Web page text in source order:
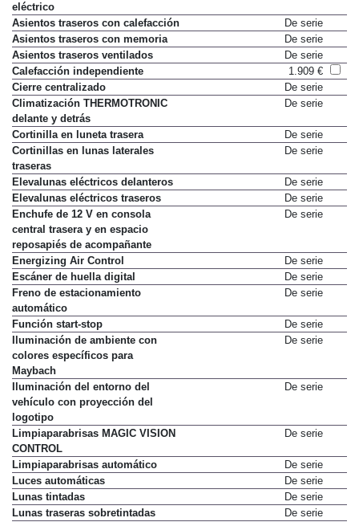
eléctrico
Asientos traseros con calefacción
De serie
Asientos traseros con memoria
De serie
Asientos traseros ventilados
De serie
Calefacción independiente
1.909 €
Cierre centralizado
De serie
Climatización THERMOTRONIC
delante y detrás
De serie
Cortinilla en luneta trasera
De serie
Cortinillas en lunas laterales
traseras
De serie
Elevalunas eléctricos delanteros
De serie
Elevalunas eléctricos traseros
De serie
Enchufe de 12 V en consola
central trasera y en espacio
reposapiés de acompañante
De serie
Energizing Air Control
De serie
Escáner de huella digital
De serie
Freno de estacionamiento
automático
De serie
Función start-stop
De serie
Iluminación de ambiente con
colores específicos para
Maybach
De serie
Iluminación del entorno del
vehículo con proyección del
logotipo
De serie
Limpiaparabrisas MAGIC VISION
CONTROL
De serie
Limpiaparabrisas automático
De serie
Luces automáticas
De serie
Lunas tintadas
De serie
Lunas traseras sobretintadas
De serie